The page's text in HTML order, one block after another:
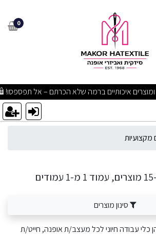
מקצועיות 0
איכותיים ברמה שלא הכרתם – אל
מקצועיות
סינון מוצרים
כלי עבודה חיוני לכל מעצב/ת אופנה, חייט/ת